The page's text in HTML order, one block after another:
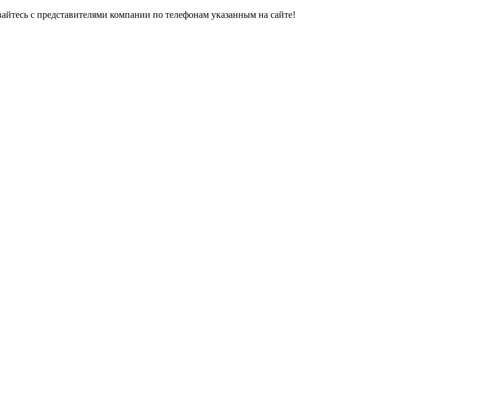
с представителями компании по телефонам указанным на сайте!